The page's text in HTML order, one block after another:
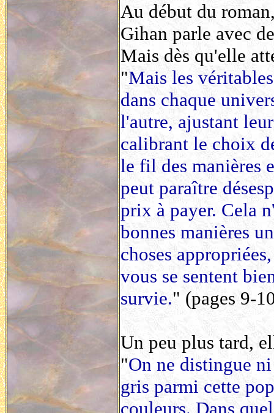
Au début du
Gihan parle avec
Mais dès qu'elle
"Mais les
dans chaque
l'autre, ajustant
calibrant le choix
le fil des manières
peut paraître
prix à payer. Cela
bonnes manières
choses
vous se sentent
survie." (pages 9-
Un peu plus tard,
"On ne distingue
gris parmi cette
couleurs. Dans